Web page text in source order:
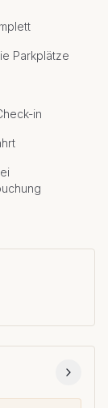
Parkplätze
in